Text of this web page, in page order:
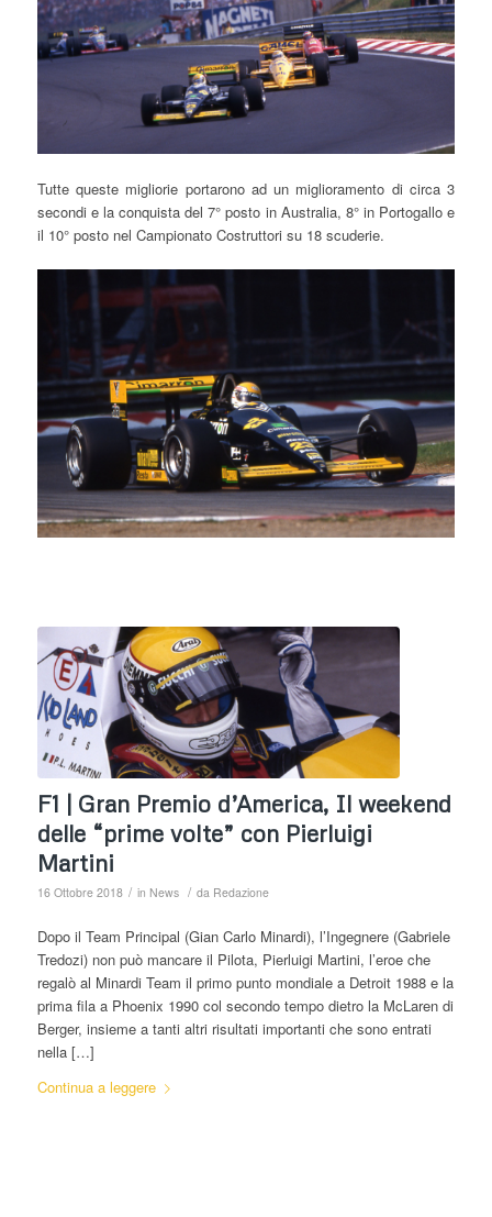
Tutte queste migliorie portarono ad un miglioramento di circa 3
secondi e la conquista del 7° posto in Australia, 8° in Portogallo e
il 10° posto nel Campionato Costruttori su 18 scuderie.
F1 | Gran Premio d’America, Il weekend
delle “prime volte” con Pierluigi
Martini
16 Ottobre 2018 / in News / da Redazione
Dopo il Team Principal (Gian Carlo Minardi), l’Ingegnere (Gabriele
Tredozi) non può mancare il Pilota, Pierluigi Martini, l’eroe che
regalò al Minardi Team il primo punto mondiale a Detroit 1988 e la
prima fila a Phoenix 1990 col secondo tempo dietro la McLaren di
Berger, insieme a tanti altri risultati importanti che sono entrati
nella […]
Continua a leggere